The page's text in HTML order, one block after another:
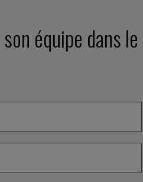
équipe dans le